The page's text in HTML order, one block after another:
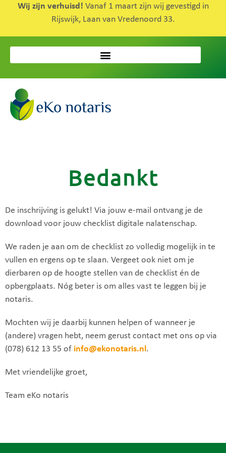
Wij zijn verhuisd! Vanaf 1 maart zijn wij gevestigd in
Rijswijk, Laan van Vredenoord 33.
Bedankt
De inschrijving is gelukt! Via jouw e-mail ontvang je de
download voor jouw checklist digitale nalatenschap.
We raden je aan om de checklist zo volledig mogelijk in te
vullen en ergens op te slaan. Vergeet ook niet om je
dierbaren op de hoogte stellen van de checklist én de
opbergplaats. Nóg beter is om alles vast te leggen bij je
notaris.
Mochten wij je daarbij kunnen helpen of wanneer je
(andere) vragen hebt, neem gerust contact met ons op via
(078) 612 13 55 of info@ekonotaris.nl.
Met vriendelijke groet,
Team eKo notaris